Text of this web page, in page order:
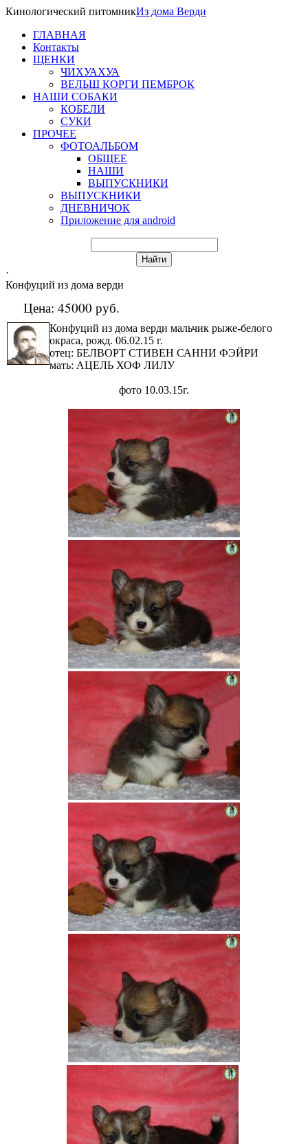
Кинологический питомникИз дома Верди
ГЛАВНАЯ
Контакты
ЩЕНКИ
ЧИХУАХУА
ВЕЛЬШ КОРГИ ПЕМБРОК
НАШИ СОБАКИ
КОБЕЛИ
СУКИ
ПРОЧЕЕ
ФОТОАЛЬБОМ
ОБЩЕЕ
НАШИ
ВЫПУСКНИКИ
ВЫПУСКНИКИ
ДНЕВНИЧОК
Приложение для android
·
Конфуций из дома верди
Цена: 45000 руб.
Конфуций из дома верди мальчик рыже-белого
окраса, рожд. 06.02.15 г.
отец: БЕЛВОРТ СТИВЕН САННИ ФЭЙРИ
мать: АЦЕЛЬ ХОФ ЛИЛУ
фото 10.03.15г.